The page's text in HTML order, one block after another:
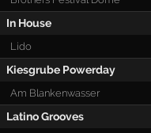
In House
Lido
Kiesgrube Powerday
Am Blankenwasser
Latino Grooves